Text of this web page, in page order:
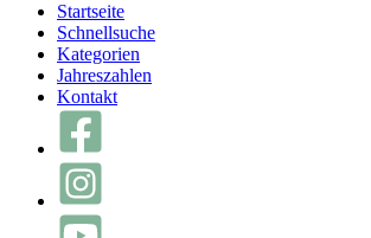
Startseite
Schnellsuche
Kategorien
Jahreszahlen
Kontakt